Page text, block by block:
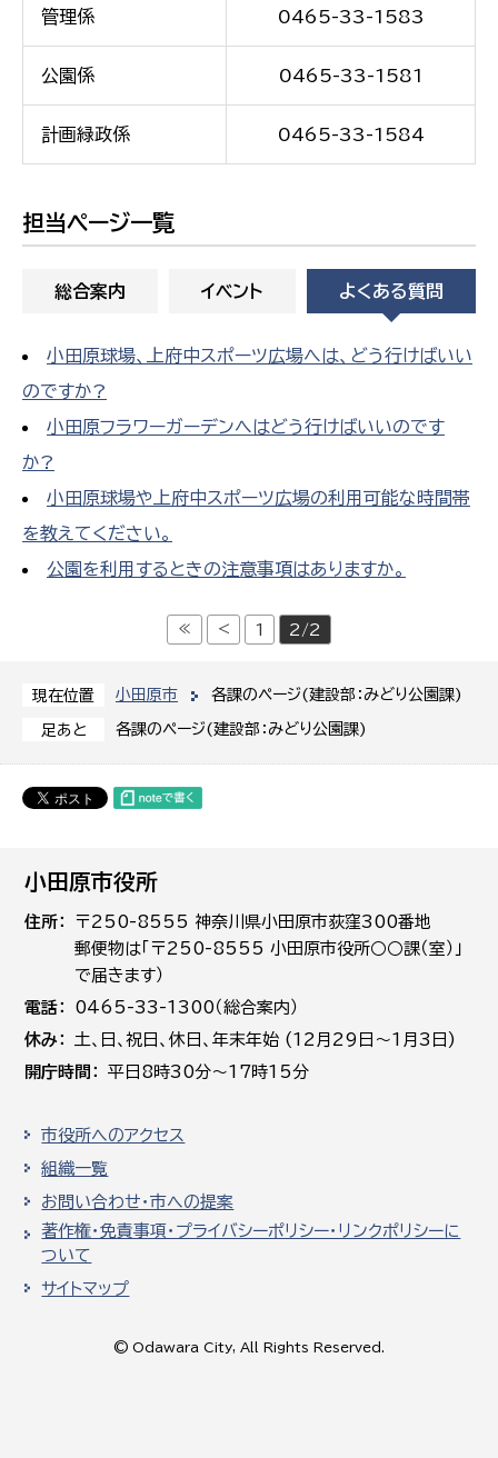
現在位置 小田原市 各課のページ(建設部：みどり公園課)
足あと 各課のページ(建設部：みどり公園課)
管理係 0465-33-1583
公園係 0465-33-1581
計画緑政係 0465-33-1584
担当ページ一覧
総合案内 イベント よくある質問
小田原球場、上府中スポーツ広場へは、どう行けばいい
のですか?
小田原フラワーガーデンへはどう行けばいいのです
か?
小田原球場や上府中スポーツ広場の利用可能な時間帯
を教えてください。
公園を利用するときの注意事項はありますか。
≪ < 1 2/2
小田原市役所
住所
〒250-8555 神奈川県小田原市荻窪300番地
郵便物は「〒250-8555 小田原市役所○○課（室）」
で届きます）
電話
0465-33-1300（総合案内）
休み
土､日､祝日、休日、年末年始 (12月29日～1月3日)
開庁時間
平日8時30分～17時15分
市役所へのアクセス
組織一覧
お問い合わせ・市への提案
著作権・免責事項・プライバシーポリシー・リンクポリシーに
ついて
サイトマップ
© Odawara City, All Rights Reserved.